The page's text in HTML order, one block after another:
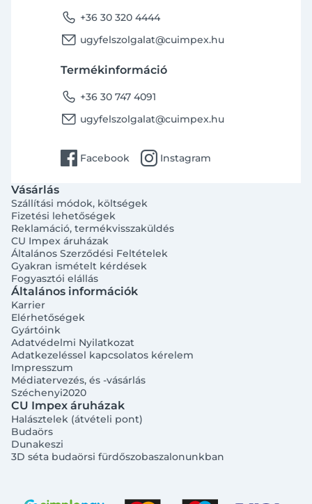
phone +36 30 320 4444
email ugyfelszolgalat@cuimpex.hu
Termékinformáció
phone +36 30 747 4091
email ugyfelszolgalat@cuimpex.hu
facebook Facebook instagram Instagram
Vásárlás
Szállítási módok, költségek
Fizetési lehetőségek
Reklamáció, termékvisszaküldés
CU Impex áruházak
Általános Szerződési Feltételek
Gyakran ismételt kérdések
Fogyasztói elállás
Általános információk
Karrier
Elérhetőségek
Gyártóink
Adatvédelmi Nyilatkozat
Adatkezeléssel kapcsolatos kérelem
Impresszum
Médiatervezés, és -vásárlás
Széchenyi2020
CU Impex áruházak
Halásztelek (átvételi pont)
Budaörs
Dunakeszi
3D séta budaörsi fürdőszobaszalonunkban